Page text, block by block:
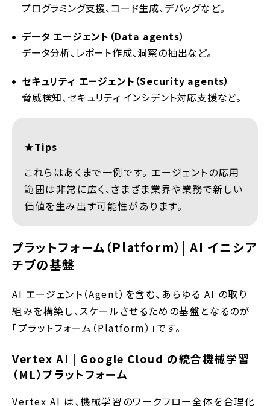
プログラミング支援、コード生成、デバッグなど。
データ エージェント（Data agents）
データ分析、レポート作成、洞察の抽出など。
セキュリティ エージェント（Security agents）
脅威検知、セキュリティ インシデント対応支援など。
★Tips
これらはあくまで一例です。 エージェントの応用
範囲は非常に広く、さまざま業界や業務で新しい
価値を生み出す可能性があります。
プラットフォーム（Platform）| AI イニシア
チブの基盤
AI エージェント（Agent）を含む、あらゆる AI の取り
組みを構築し、スケールさせるための基盤となるのが
「プラットフォーム（Platform）」です。
Vertex AI | Google Cloud の統合機械学習
（ML）プラットフォーム
Vertex AI は、機械学習のワークフロー全体を合理化